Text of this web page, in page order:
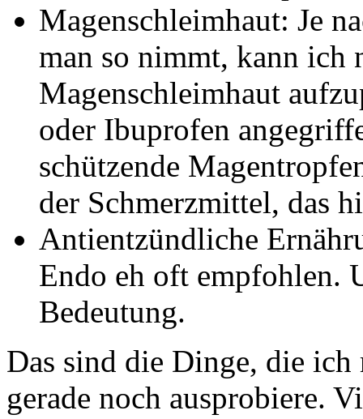
Magenschleimhaut: Je
man so nimmt, kann ich
Magenschleimhaut
oder Ibuprofen
schützende
der Schmerzmittel, das
Antientzündliche
Endo eh oft empfohlen.
Bedeutung.
Das sind die Dinge, die
gerade noch ausprobiere.